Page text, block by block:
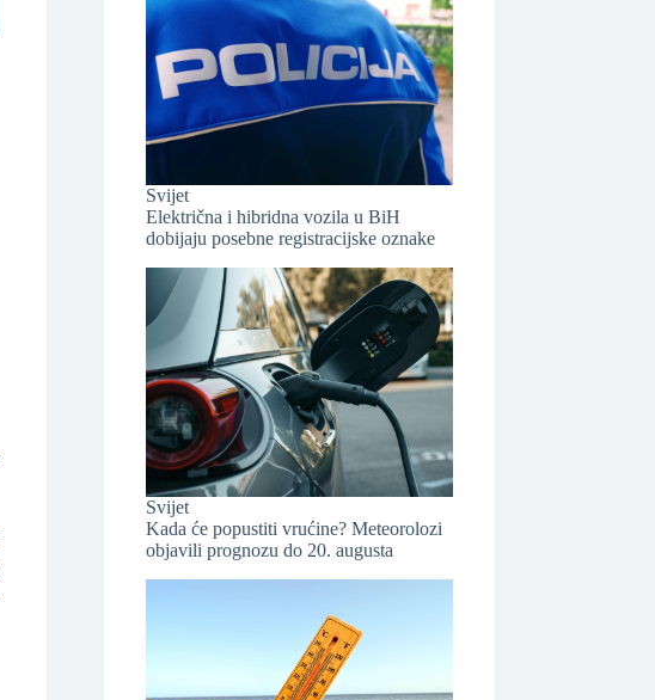
Svijet
Električna i hibridna vozila u BiH
dobijaju posebne registracijske oznake
Svijet
Kada će popustiti vrućine? Meteorolozi
objavili prognozu do 20. augusta